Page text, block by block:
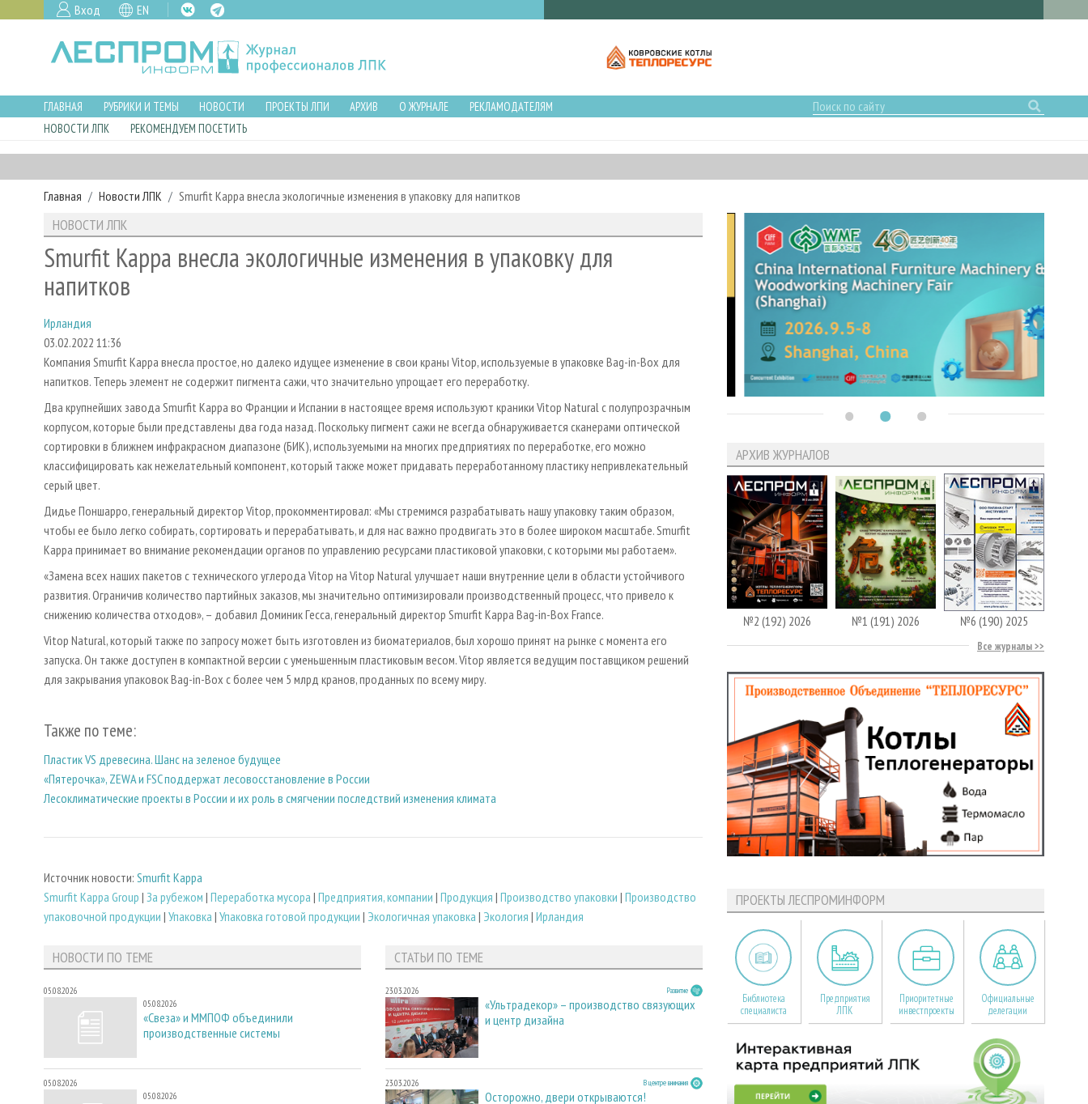
Вход EN
ГЛАВНАЯ РУБРИКИ И ТЕМЫ НОВОСТИ ПРОЕКТЫ ЛПИ АРХИВ О ЖУРНАЛЕ
РЕКЛАМОДАТЕЛЯМ
НОВОСТИ ЛПК
РЕКОМЕНДУЕМ ПОСЕТИТЬ
Главная Новости ЛПК Smurfit Kappa внесла экологичные изменения в упаковку для напитков
НОВОСТИ ЛПК
Smurfit Kappa внесла экологичные изменения в упаковку для
напитков
Ирландия
03.02.2022 11:36
Компания Smurfit Kappa внесла простое, но далеко идущее изменение в свои краны Vitop, используемые в упаковке Bag-in-Box для
напитков. Теперь элемент не содержит пигмента сажи, что значительно упрощает его переработку.
Два крупнейших завода Smurfit Kappa во Франции и Испании в настоящее время используют краники Vitop Natural с полупрозрачным
корпусом, которые были представлены два года назад. Поскольку пигмент сажи не всегда обнаруживается сканерами оптической
сортировки в ближнем инфракрасном диапазоне (БИК), используемыми на многих предприятиях по переработке, его можно
классифицировать как нежелательный компонент, который также может придавать переработанному пластику непривлекательный
серый цвет.
Дидье Поншарро, генеральный директор Vitop, прокомментировал: «Мы стремимся разрабатывать нашу упаковку таким образом,
чтобы ее было легко собирать, сортировать и перерабатывать, и для нас важно продвигать это в более широком масштабе. Smurfit
Kappa принимает во внимание рекомендации органов по управлению ресурсами пластиковой упаковки, с которыми мы работаем».
«Замена всех наших пакетов с технического углерода Vitop на Vitop Natural улучшает наши внутренние цели в области устойчивого
развития. Ограничив количество партийных заказов, мы значительно оптимизировали производственный процесс, что привело к
снижению количества отходов», – добавил Доминик Гесса, генеральный директор Smurfit Kappa Bag-in-Box France.
Vitop Natural, который также по запросу может быть изготовлен из биоматериалов, был хорошо принят на рынке с момента его
запуска. Он также доступен в компактной версии с уменьшенным пластиковым весом. Vitop является ведущим поставщиком решений
для закрывания упаковок Bag-in-Box с более чем 5 млрд кранов, проданных по всему миру.
Также по теме:
Пластик VS древесина. Шанс на зеленое будущее
«Пятерочка», ZEWA и FSC поддержат лесовосстановление в России
Лесоклиматические проекты в России и их роль в смягчении последствий изменения климата
Источник новости: Smurfit Kappa
Smurfit Kappa Group | За рубежом | Переработка мусора | Предприятия, компании | Продукция | Производство упаковки | Производство
упаковочной продукции | Упаковка | Упаковка готовой продукции | Экологичная упаковка | Экология | Ирландия
НОВОСТИ ПО ТЕМЕ
05.08.2026
05.08.2026
«Свеза» и ММПОФ объединили
производственные системы
05.08.2026
05.08.2026
СТАТЬИ ПО ТЕМЕ
23.03.2026 Развитие
«Ультрадекор» – производство связующих
и центр дизайна
23.03.2026 В центре внимания
Осторожно, двери открываются!
АРХИВ ЖУРНАЛОВ
№2 (192) 2026 №1 (191) 2026 №6 (190) 2025
Все журналы
ПРОЕКТЫ ЛЕСПРОМИНФОРМ
Библиотека
специалиста
Предприятия
ЛПК
Приоритетные
инвестпроекты
Официальные
делегации